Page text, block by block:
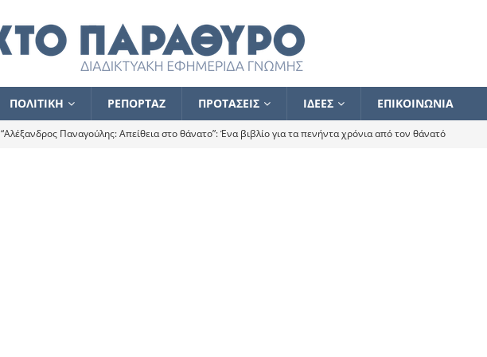
ΠΟΛΙΤΙΚΗ ΡΕΠΟΡΤΑΖ ΠΡΟΤΑΣΕΙΣ ΙΔΕΕΣ ΕΠΙΚΟΙΝΩΝΙΑ
“Αλέξανδρος Παναγούλης: Απείθεια στο θάνατο”: Ένα βιβλίο για τα πενήντα χρόνια από τον θάνατό